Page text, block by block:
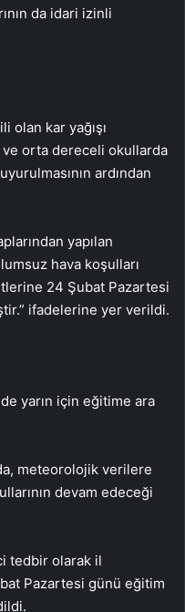
da idari izinli
olan kar yağışı
orta dereceli okullarda
ardından
yapılan
hava koşulları
24 Şubat Pazartesi
ifadelerine yer verildi.
yarın için eğitime ara
meteorolojik verilere
devam edeceği
tedbir olarak il
Pazartesi günü eğitim